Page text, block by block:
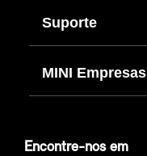
Suporte
MINI Empresas
Encontre-nos em